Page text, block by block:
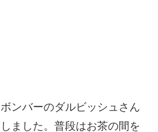
ンバーのダルビッシュさん
ました。普段はお茶の間を